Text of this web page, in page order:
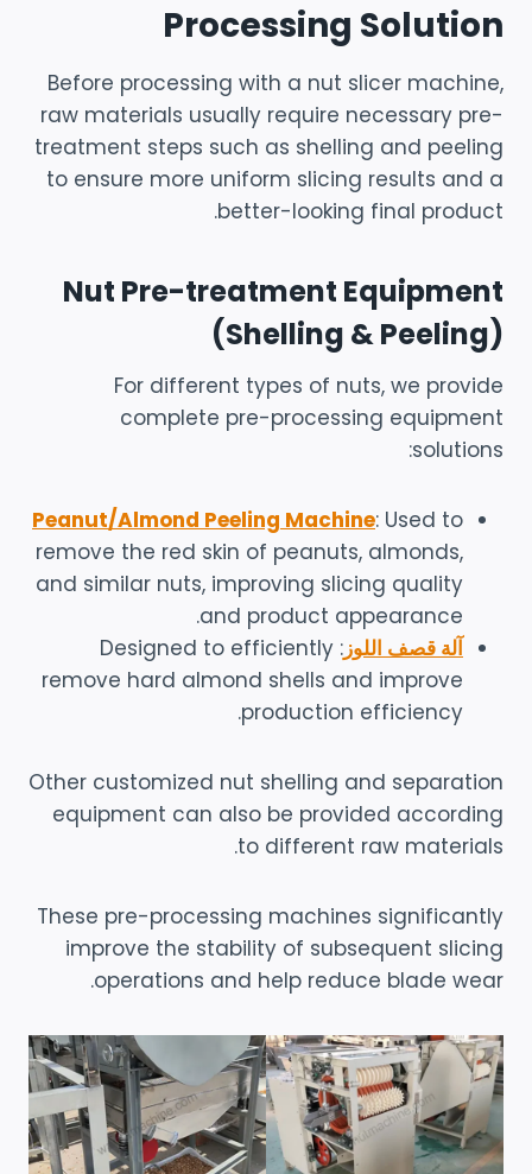
Processing Solution
Before processing with a nut slicer machine,
raw materials usually require necessary pre-
treatment steps such as shelling and peeling
to ensure more uniform slicing results and a
better-looking final product.
Nut Pre-treatment Equipment
(Shelling & Peeling)
For different types of nuts, we provide
complete pre-processing equipment
solutions:
Peanut/Almond Peeling Machine: Used to
remove the red skin of peanuts, almonds,
and similar nuts, improving slicing quality
and product appearance.
آلة قصف اللوز : Designed to efficiently
remove hard almond shells and improve
production efficiency.
Other customized nut shelling and separation
equipment can also be provided according
to different raw materials.
These pre-processing machines significantly
improve the stability of subsequent slicing
operations and help reduce blade wear.